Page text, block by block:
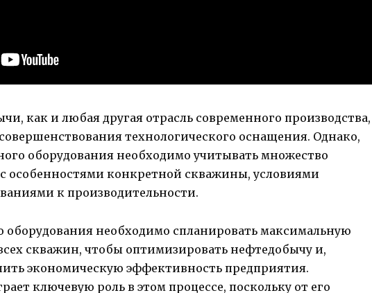
как и любая другая отрасль современного производства,
технологического оснащения. Однако,
оборудования необходимо учитывать множество
особенностями конкретной скважины, условиями
к производительности.
оборудования необходимо спланировать максимальную
скважин, чтобы оптимизировать нефтедобычу и,
экономическую эффективность предприятия.
ключевую роль в этом процессе, поскольку от его